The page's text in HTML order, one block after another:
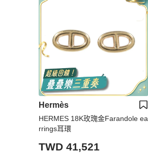
Hermès
HERMES 18K玫瑰金Farandole ea
rrings耳環
TWD 41,521